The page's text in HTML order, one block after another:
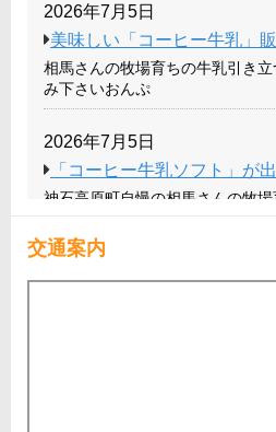
2026年7月5日
美味しい「コーヒー牛乳」販
相馬さんの牧場育ちの牛乳引き
み下さいおんぷ
2026年7月5日
「コーヒー牛乳ソフト」が
神石高原町自慢の相馬さんの牧
交通案内